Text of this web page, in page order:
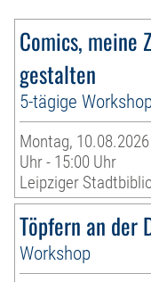
Comics, meine
gestalten
5-tägige
Montag,
Uhr - 15:00 Uhr
Leipziger
Töpfern an der
Workshop